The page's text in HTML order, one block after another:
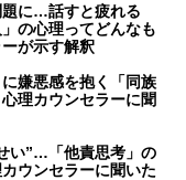
題に…話すと疲れる
の心理ってどんなも
が示す解釈
に嫌悪感を抱く「同族
理カウンセラーに聞
い”…「他責思考」の
ウンセラーに聞いた